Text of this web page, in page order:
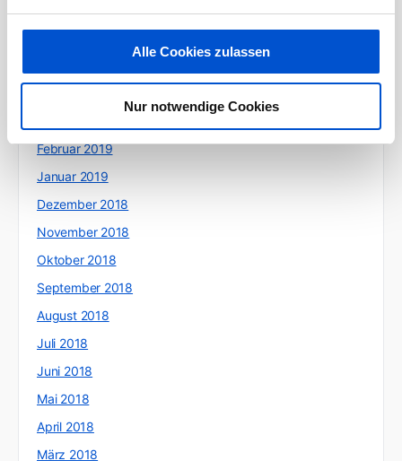
Alle Cookies zulassen
Nur notwendige Cookies
Februar 2019
Januar 2019
Dezember 2018
November 2018
Oktober 2018
September 2018
August 2018
Juli 2018
Juni 2018
Mai 2018
April 2018
März 2018